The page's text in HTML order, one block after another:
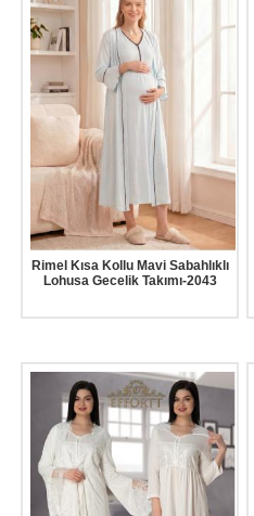
Rimel Kısa Kollu Mavi Sabahlıklı
Lohusa Gecelik Takımı-2043